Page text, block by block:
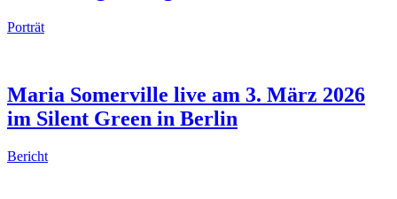
Porträt
Maria Somerville live am 3. März 2026
im Silent Green in Berlin
Bericht